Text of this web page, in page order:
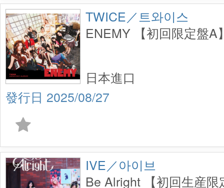
TWICE／트와이스
ENEMY 【初回限定盤A
2025/08/27
日本進口
IVE／아이브
Be Alright 【初回生産